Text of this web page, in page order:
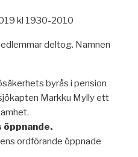
kl 1930-2010
deltog. Namnen
byrås i pension
Markku Mylly ett
ordförande öppnade